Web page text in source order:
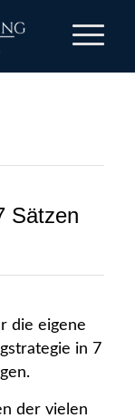
Sätzen
die eigene
in 7
der vielen